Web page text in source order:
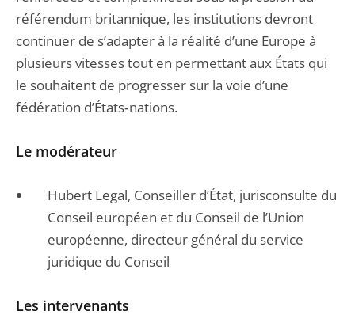
référendum britannique, les institutions devront
continuer de s’adapter à la réalité d’une Europe à
plusieurs vitesses tout en permettant aux États qui
le souhaitent de progresser sur la voie d’une
fédération d’États‐nations.
Le modérateur
Hubert Legal, Conseiller d’État, jurisconsulte du
Conseil européen et du Conseil de l’Union
européenne, directeur général du service
juridique du Conseil
Les intervenants